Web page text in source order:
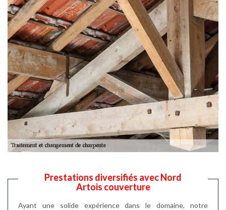
Prestations diversifiés avec Nord
Artois couverture
Ayant une solide expérience dans le domaine, notre